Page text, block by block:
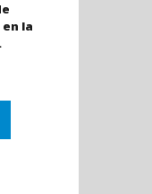
principal,
como nuevo DAO
Nacional.
la